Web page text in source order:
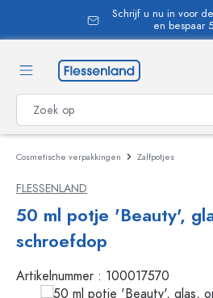
Schrijf u nu in voor
en bespaar
Cosmetische verpakkingen Zalfpotjes
FLESSENLAND
50 ml potje 'Beauty',
schroefdop
Artikelnummer : 100017570